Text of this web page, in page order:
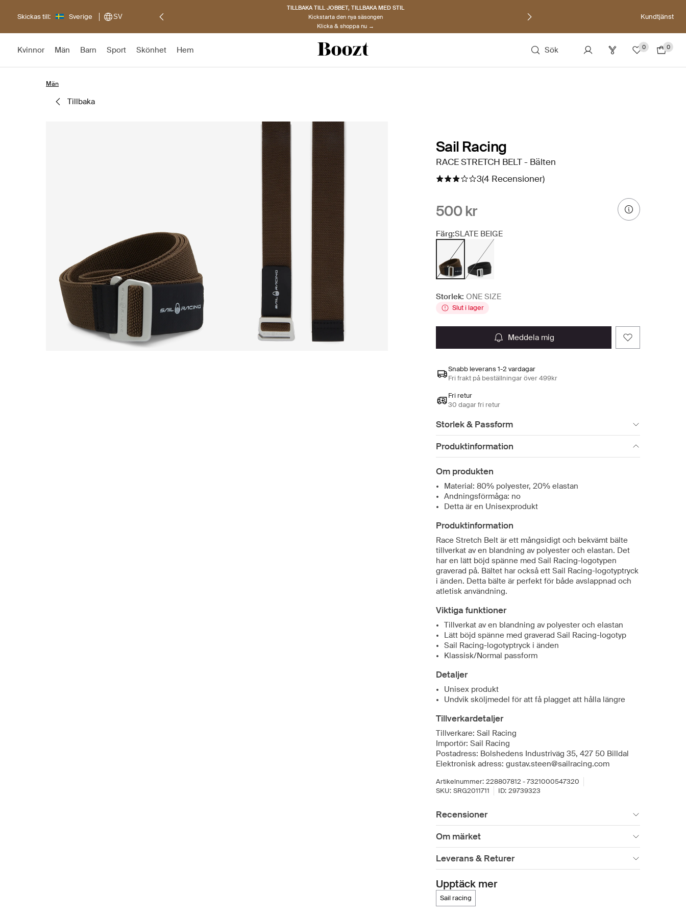
Skickas till: Sverige SV
TILLBAKA TILL JOBBET, TILLBAKA MED STIL
Kickstarta den nya säsongen
Klicka & shoppa nu →
Kundtjänst
Kvinnor Män Barn Sport Skönhet Hem Sök 0 0
Män
tillbaka
Sail Racing
RACE STRETCH BELT - Bälten
3(4 Recensioner)
500 kr
Färg:SLATE BEIGE
Storlek: ONE SIZE
Slut i lager
meddela mig
Snabb leverans 1-2 vardagar
Fri frakt på beställningar över 499kr
Fri retur
30 dagar fri retur
Storlek & Passform
Produktinformation
Om produkten
Material: 80% polyester, 20% elastan
Andningsförmåga: no
Detta är en Unisexprodukt
Produktinformation
Race Stretch Belt är ett mångsidigt och bekvämt bälte
tillverkat av en blandning av polyester och elastan. Det
har en lätt böjd spänne med Sail Racing-logotypen
graverad på. Bältet har också ett Sail Racing-logotyptryck
i änden. Detta bälte är perfekt för både avslappnad och
atletisk användning.
Viktiga funktioner
Tillverkat av en blandning av polyester och elastan
Lätt böjd spänne med graverad Sail Racing-logotyp
Sail Racing-logotyptryck i änden
Klassisk/Normal passform
Detaljer
Unisex produkt
Undvik sköljmedel för att få plagget att hålla längre
Tillverkardetaljer
Tillverkare: Sail Racing
Importör: Sail Racing
Postadress: Bolshedens Industriväg 35, 427 50 Billdal
Elektronisk adress: gustav.steen@sailracing.com
Artikelnummer: 228807812 - 7321000547320
SKU: SRG2011711 ID: 29739323
Recensioner
Om märket
Leverans & Returer
Upptäck mer
sail racing